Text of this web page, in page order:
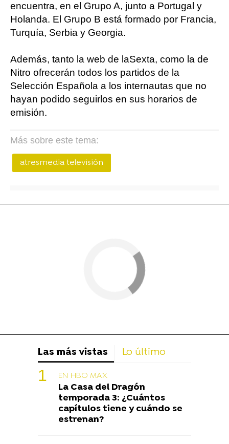
encuentra, en el Grupo A, junto a Portugal y
Holanda. El Grupo B está formado por Francia,
Turquía, Serbia y Georgia.
Además, tanto la web de laSexta, como la de
Nitro ofrecerán todos los partidos de la
Selección Española a los internautas que no
hayan podido seguirlos en sus horarios de
emisión.
Más sobre este tema:
atresmedia televisión
Las más vistas Lo último
EN HBO MAX
La Casa del Dragón
temporada 3: ¿Cuántos
capítulos tiene y cuándo se
estrenan?